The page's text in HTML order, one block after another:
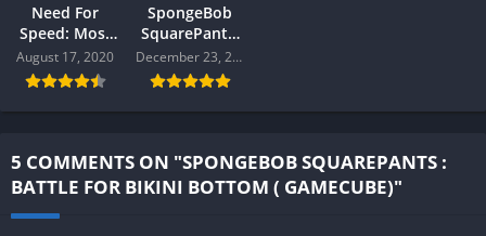
Need For
Speed: Most
Wanted (
Gamecube )
August 17, 2020
SpongeBob
SquarePants:
Lights,
Camera,
Pants! (
Gamecube )
December 23, 2019
5 COMMENTS ON "SPONGEBOB SQUAREPANTS :
BATTLE FOR BIKINI BOTTOM ( GAMECUBE)"